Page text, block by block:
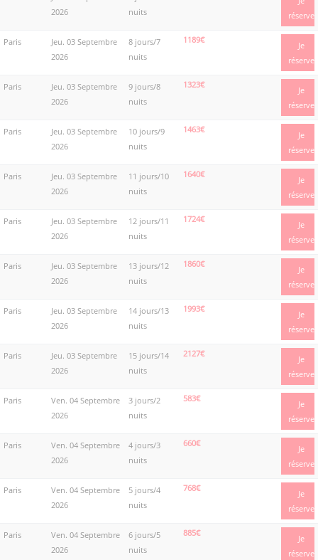
2026
nuits
réserve
Paris
Jeu. 03 Septembre
2026
8 jours/7
nuits
1189€
Je
réserve
Paris
Jeu. 03 Septembre
2026
9 jours/8
nuits
1323€
Je
réserve
Paris
Jeu. 03 Septembre
2026
10 jours/9
nuits
1463€
Je
réserve
Paris
Jeu. 03 Septembre
2026
11 jours/10
nuits
1640€
Je
réserve
Paris
Jeu. 03 Septembre
2026
12 jours/11
nuits
1724€
Je
réserve
Paris
Jeu. 03 Septembre
2026
13 jours/12
nuits
1860€
Je
réserve
Paris
Jeu. 03 Septembre
2026
14 jours/13
nuits
1993€
Je
réserve
Paris
Jeu. 03 Septembre
2026
15 jours/14
nuits
2127€
Je
réserve
Paris
Ven. 04 Septembre
2026
3 jours/2
nuits
583€
Je
réserve
Paris
Ven. 04 Septembre
2026
4 jours/3
nuits
660€
Je
réserve
Paris
Ven. 04 Septembre
2026
5 jours/4
nuits
768€
Je
réserve
Paris
Ven. 04 Septembre
2026
6 jours/5
nuits
885€
Je
réserve